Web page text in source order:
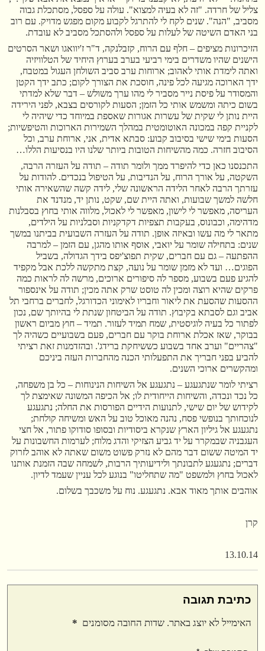
צליל של חרדה. "זה לא בעיה למצוא". עולה על ספסל, מסתכלת גבוה
מסביב, "הנה". שנים לקח לי להתרגל לקבוע מקום מפגש מדויק. עם רוב
בני האדם השיטה של לעלות על ספסל ולהסתכל מסביב לא עובדת.
הזיכרונות מציפים – חלף עם הרוח, קזבלנקה, ד"ר ז'יוואגו ושאר הסרטים
הישנים שהיו משדרים בימי רביעי בערב בערוץ היחיד של הטלוויזיה
ואתה לימדת אותי לאהוב; ארוחות ערב סביב השולחן העגול במטבח,
ידך הארוכה מגיעה לכל פינה, חוסכת את הצורך לקום; כתב ידך הקטן
והמסודר על פיסת נייר מסביר לי מהו ערך משולש – דבר שלא למדתי
בשום כיתה ומשמש אותי כל הזמן; הסעות לקורסים בצבא, לפני הירידה
היית נותן לי שקית של עשרות אגורות שאספת במיוחד כדי שיהיה לי
לקניית קפה במכונה האוטומטית במהלך השמירות הארוכות והטיפשיות;
הסעות בימי שישי בסיבוב קבוע: סבתא אדית, אני, ארוחת ערב, וכל
הסיבוב חזרה. כמה מהשיחות הטובות ביותר שלנו היו בנסיעות הללו…
התכנסנו כאן כדי להיפרד ממך ולומר תודה – תודה על העזרה הרבה,
השקטה, על אורך הרוח, על הנדיבות, על הטיפול בנכדים. להודות על
עזרתך הרבה לאחר הלידה הראשונה שלי, לידה קשה שהשאירה אותי
חלשה למשך שבועות, ואתה היית שם, שקט, נותן יד, מנדנד את
העריסה, מאפשר לי לישון, מאפשר לי לאכול, מלווה אותי בחוץ בסבלנות
מדהימה, וכבונוס, בעקבות תצפיות דקדקניות וסבלניות על הילדים,
מתאר לי מה עשו ובאיזה אופן. תודה על העזרה השבועית בביתנו במשך
שנים: בתחילה שומר על יואבי, אוסף אותו מהגן, עם הזמן – למרבה
ההפתעה – גם עם חברים, שקית תפוצ'יפס בידך הגדולה, בשביל
הפוגים… ועד לא מזמן שומר על נועה, קצת מתקשה ללכת אבל מקפיד
להגיע פעם בשבוע, מספר לה סיפורים ארוכים, מרשה לה לראות כמה
פרקים שהיא רוצה ומכין לה טוסט שרק אתה מכין; תודה על אינספור
ההסעות שהסעת את ליאור וחבריו לאימוני הכדורגל, לחברים ברחבי תל
אביב וגם לסבתא בקיבוץ. תודה על הביטחון שנתת לי בהיותך שם, נכון
לפתור כל בעיה לוגיסטית, שמח תמיד לעזור. תמיד – חוץ מביום ראשון
בבוקר, שאז אכלת ארוחת בוקר עם חברים, פעם בשבועיים כשהיה לך
"צהריים" וערב אחד בשבוע כששיחקת ברידג'. ובהזדמנות זאת רציתי
להביע בפני חבריך את התפעלותי הכנה מהחברות העזה ביניכם
ומהקשרים ארוכי השנים.
רציתי לומר שנתגעגע – נתגעגע אל השיחות הנינוחות – כל בן משפחה,
כל נכד ונכדה, והשיחות הייחודית לו; אל הכיפה המשונה שאימצת לך
לקידוש של יום שישי, לתנועות הידיים הפורסות את החלה; נתגעגע
לנוכחותך בנופשי פסח, נהנה מאוכל טוב על האש ומשיחה קולחת;
נתגעגע אל גיליון הארץ שנקרא ביסודיות ובסופו סודוקו פתור, אל חצי
העגבניה שבמקרר על יד גביע הצזיקי והדג מלוח; לערמות החשבונות על
יד המיטה ששום דבר מהם לא נזרק פשוט משום שאתה לא אוהב לזרוק
דברים; נתגעגע לתבונתך ולידיעותיך הרבות, לשמחה שבה הזמנת אותנו
לאכול בחוץ ולמשפט "מה שתחליטו" בנוגע לכל עניין שעמד לדיון.
אוהבים אותך מאוד אבא. נתגעגע. נוח על משכבך בשלום.
קרן
13.10.14
כתיבת תגובה
האימייל לא יוצג באתר. שדות החובה מסומנים *